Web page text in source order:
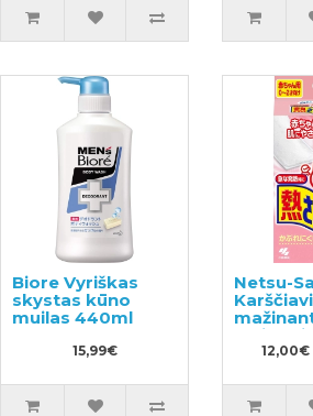
Biore Vyriškas
skystas kūno
muilas 440ml
15,99€
Netsu-
pleistrai
nuo 2
12,00€